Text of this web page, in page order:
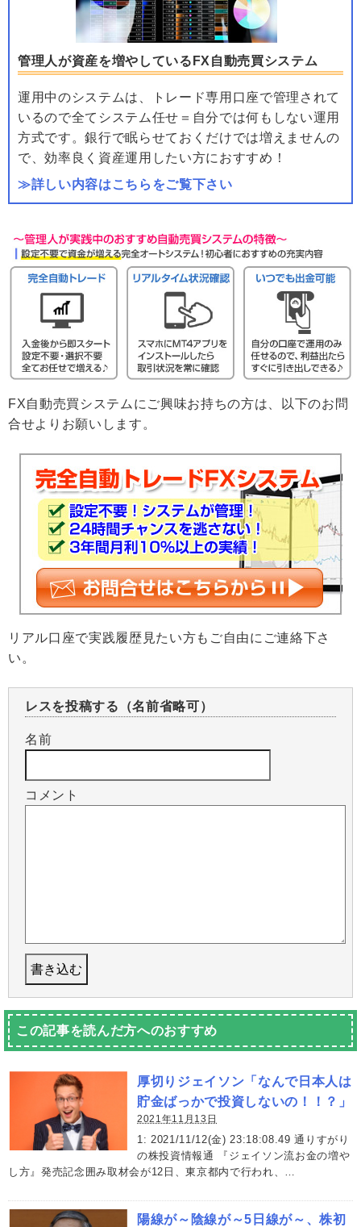
管理人が資産を増やしているFX自動売買システム
運用中のシステムは、トレード専用口座で管理されて
いるので全てシステム任せ＝自分では何もしない運用
方式です。銀行で眠らせておくだけでは増えませんの
で、効率良く資産運用したい方におすすめ！
≫詳しい内容はこちらをご覧下さい
FX自動売買システムにご興味お持ちの方は、以下のお問
合せよりお願いします。
リアル口座で実践履歴見たい方もご自由にご連絡下さ
い。
レスを投稿する（名前省略可）
名前
コメント
この記事を読んだ方へのおすすめ
厚切りジェイソン「なんで日本人は
貯金ばっかで投資しないの！！？」
2021年11月13日
1: 2021/11/12(金) 23:18:08.49 通りすがり
の株投資情報通 『ジェイソン流お金の増や
し方』発売記念囲み取材会が12日、東京都内で行われ、…
陽線が～陰線が～5日線が～、株初